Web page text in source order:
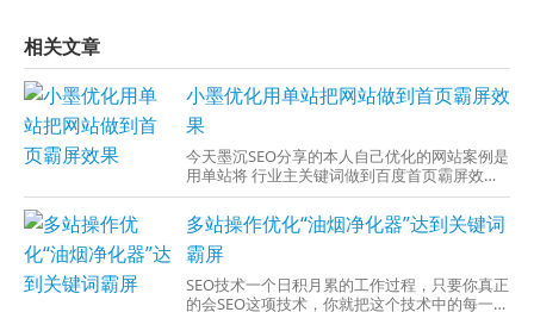
相关文章
小墨优化用单站把网站做到首页霸屏效
果
今天墨沉SEO分享的本人自己优化的网站案例是
用单站将 行业主关键词做到百度首页霸屏效果
，来写出小墨自己的优化经验。 1、案例效果图
还是与之前的一样，有没有金钢钻，
多站操作优化“油烟净化器”达到关键词
霸屏
SEO技术一个日积月累的工作过程，只要你真正
的会SEO这项技术，你就把这个技术中的每一个